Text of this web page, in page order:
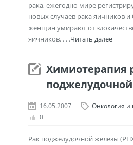
рака, ежегодно мире
новых случаев рака яичников и
женщин умирают от
яичников. . . .Читать далее
Химиотерапия
16.05.2007
Онкология и
0
Рак поджелудочной железы